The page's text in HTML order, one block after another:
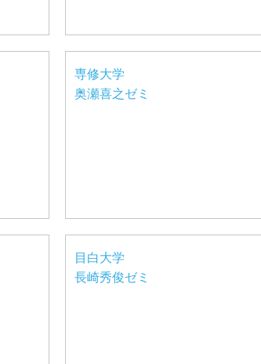
専修大学
奥瀬喜之ゼミ
目白大学
長崎秀俊ゼミ